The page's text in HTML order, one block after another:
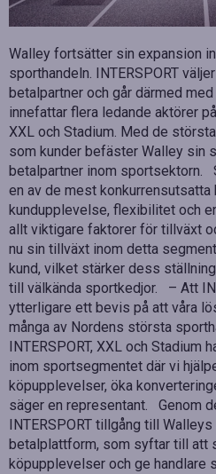
Walley fortsätter sin expansion
sporthandeln. INTERSPORT
betalpartner och går därmed
innefattar flera ledande aktörer
XXL och Stadium. Med de
som kunder befäster Walley sin
betalpartner inom sportsektorn.
en av de mest konkurrensutsatta
kundupplevelse, flexibilitet och
allt viktigare faktorer för tillväxt
nu sin tillväxt inom detta
kund, vilket stärker dess
till välkända sportkedjor. – Att
ytterligare ett bevis på att våra
många av Nordens största
INTERSPORT, XXL och
inom sportsegmentet där vi
köpupplevelser, öka
säger en representant. Genom
INTERSPORT tillgång till
betalplattform, som syftar till att
köpupplevelser och ge handlare